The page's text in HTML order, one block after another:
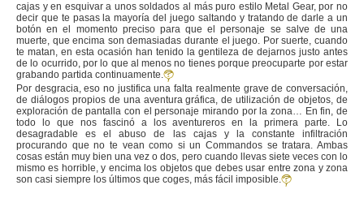
cajas y en esquivar a unos soldados al más puro estilo Metal Gear, por no
decir que te pasas la mayoría del juego saltando y tratando de darle a un
botón en el momento preciso para que el personaje se salve de una
muerte, que encima son demasiadas durante el juego. Por suerte, cuando
te matan, en esta ocasión han tenido la gentileza de dejarnos justo antes
de lo ocurrido, por lo que al menos no tienes porque preocuparte por estar
grabando partida continuamente.
Por desgracia, eso no justifica una falta realmente grave de conversación,
de diálogos propios de una aventura gráfica, de utilización de objetos, de
exploración de pantalla con el personaje mirando por la zona… En fin, de
todo lo que nos fascinó a los aventureros en la primera parte. Lo
desagradable es el abuso de las cajas y la constante infiltración
procurando que no te vean como si un Commandos se tratara. Ambas
cosas están muy bien una vez o dos, pero cuando llevas siete veces con lo
mismo es horrible, y encima los objetos que debes usar entre zona y zona
son casi siempre los últimos que coges, más fácil imposible.